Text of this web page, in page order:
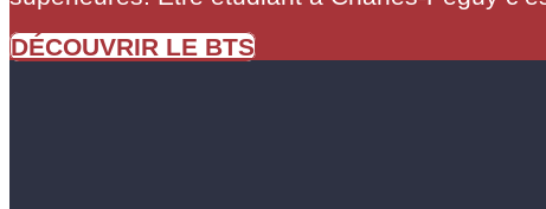
DÉCOUVRIR LE BTS